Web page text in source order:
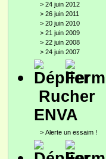
> 24 juin 2012
> 26 juin 2011
> 20 juin 2010
> 21 juin 2009
> 22 juin 2008
> 24 juin 2007
Rucher
ENVA
> Alerte un essaim !